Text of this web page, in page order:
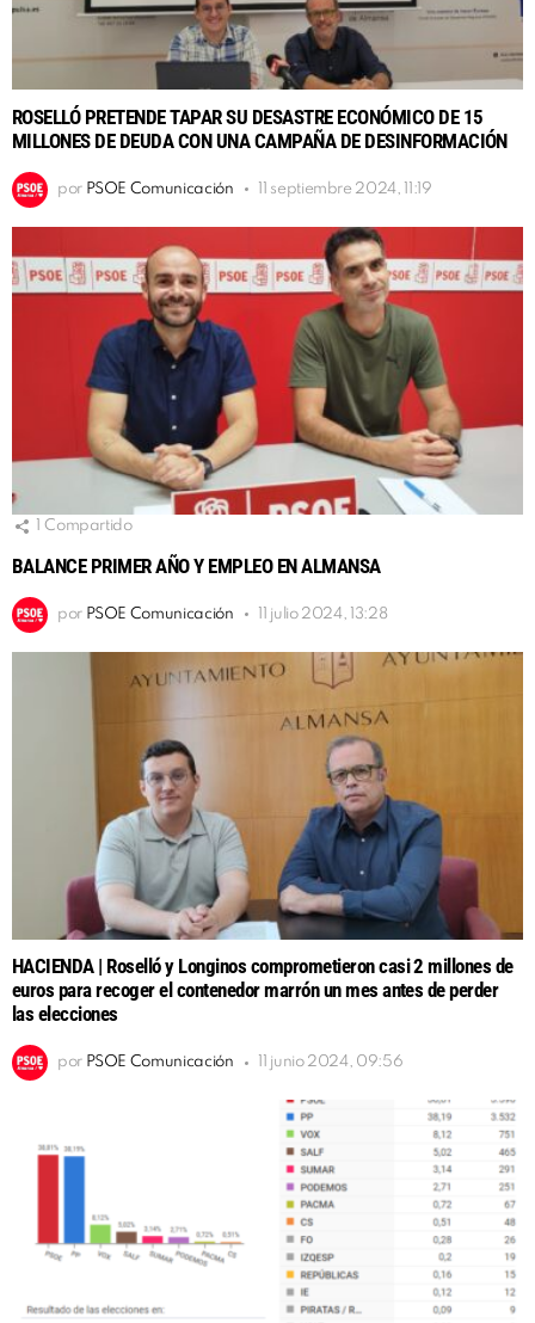
ROSELLÓ PRETENDE TAPAR SU DESASTRE ECONÓMICO DE 15
MILLONES DE DEUDA CON UNA CAMPAÑA DE DESINFORMACIÓN
por PSOE Comunicación 11 septiembre 2024, 11:19
Compartido
BALANCE PRIMER AÑO Y EMPLEO EN ALMANSA
por PSOE Comunicación 11 julio 2024, 13:28
HACIENDA | Roselló y Longinos comprometieron casi 2 millones de
euros para recoger el contenedor marrón un mes antes de perder
las elecciones
por PSOE Comunicación 11 junio 2024, 09:56